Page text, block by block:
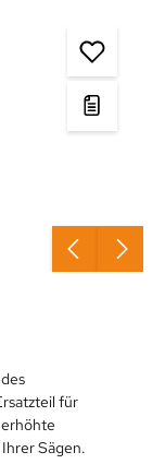
für
Sägen.